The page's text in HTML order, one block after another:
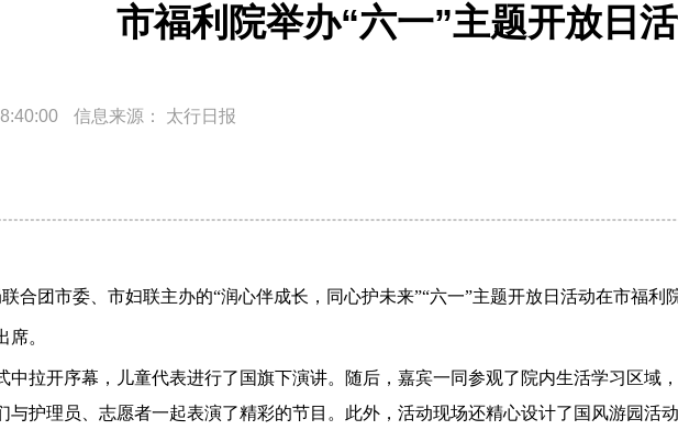
市福利院举办“六一”主题开放日
信息来源： 太行日报
合团市委、市妇联主办的“润心伴成长，同心护未来”“六一”主题开放日活动在市福利
。
中拉开序幕，儿童代表进行了国旗下演讲。随后，嘉宾一同参观了院内生活学习区域
与护理员、志愿者一起表演了精彩的节目。此外，活动现场还精心设计了国风游园活